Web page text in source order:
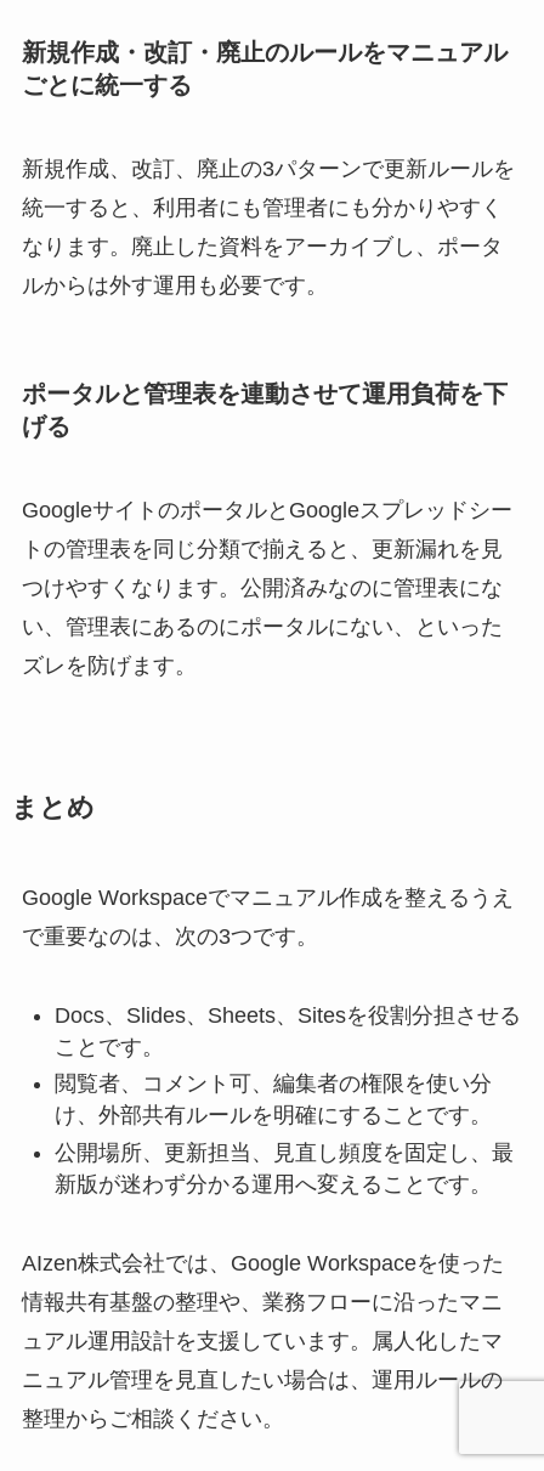
新規作成・改訂・廃止のルールをマニュアル
ごとに統一する
新規作成、改訂、廃止の3パターンで更新ルールを
統一すると、利用者にも管理者にも分かりやすく
なります。廃止した資料をアーカイブし、ポータ
ルからは外す運用も必要です。
ポータルと管理表を連動させて運用負荷を下
げる
GoogleサイトのポータルとGoogleスプレッドシー
トの管理表を同じ分類で揃えると、更新漏れを見
つけやすくなります。公開済みなのに管理表にな
い、管理表にあるのにポータルにない、といった
ズレを防げます。
まとめ
Google Workspaceでマニュアル作成を整えるうえ
で重要なのは、次の3つです。
Docs、Slides、Sheets、Sitesを役割分担させる
ことです。
閲覧者、コメント可、編集者の権限を使い分
け、外部共有ルールを明確にすることです。
公開場所、更新担当、見直し頻度を固定し、最
新版が迷わず分かる運用へ変えることです。
AIzen株式会社では、Google Workspaceを使った
情報共有基盤の整理や、業務フローに沿ったマニ
ュアル運用設計を支援しています。属人化したマ
ニュアル管理を見直したい場合は、運用ルールの
整理からご相談ください。